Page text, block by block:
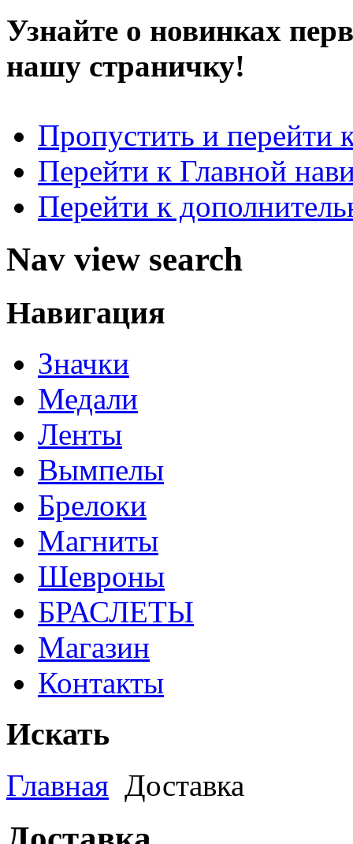
Узнайте о новинках
нашу страничку!
Пропустить и перейти
Перейти к Главной
Перейти к
Nav view search
Навигация
Значки
Медали
Ленты
Вымпелы
Брелоки
Магниты
Шевроны
БРАСЛЕТЫ
Магазин
Контакты
Искать
Главная Доставка